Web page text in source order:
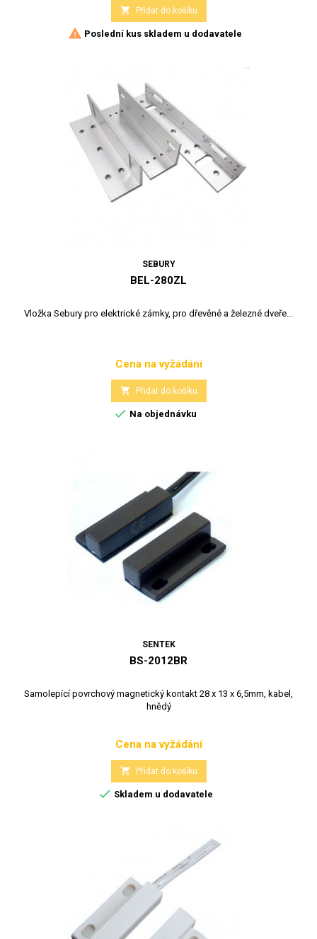
 Přidat do košíku
 Poslední kus skladem u dodavatele
SEBURY
BEL-280ZL
Vložka Sebury pro elektrické zámky, pro dřevěné a železné dveře...
Cena
Cena na vyžádání
 Přidat do košíku
 Na objednávku
SENTEK
BS-2012BR
Samolepící povrchový magnetický kontakt 28 x 13 x 6,5mm, kabel,
hnědý
Cena
Cena na vyžádání
 Přidat do košíku
 Skladem u dodavatele